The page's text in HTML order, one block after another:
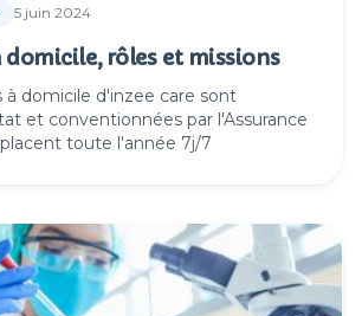
5 juin 2024
rôles et missions
à domicile d'inzee care sont
et conventionnées par l'Assurance
toute l'année 7j/7